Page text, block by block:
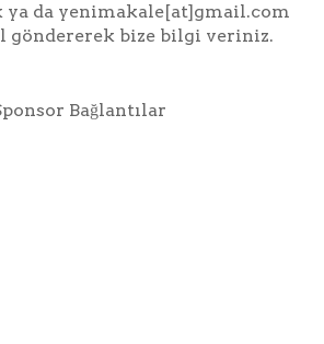
ya da yenimakale[at]gmail.com
göndererek bize bilgi veriniz.
Bağlantılar